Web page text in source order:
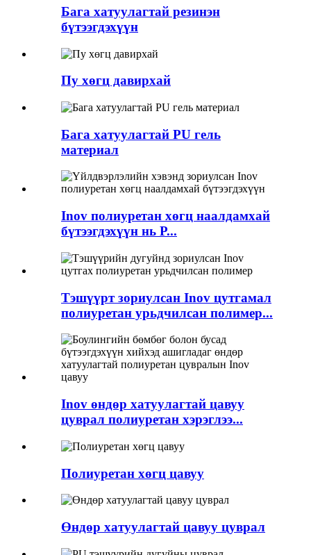
Бага хатуулагтай резинэн
бүтээгдэхүүн
Пу хөгц давирхай
Бага хатуулагтай PU гель
материал
Inov полиуретан хөгц наалдамхай
бүтээгдэхүүн нь P...
Тэшүүрт зориулсан Inov цутгамал
полиуретан урьдчилсан полимер...
Inov өндөр хатуулагтай цавуу
цуврал полиуретан хэрэглээ...
Полиуретан хөгц цавуу
Өндөр хатуулагтай цавуу цуврал